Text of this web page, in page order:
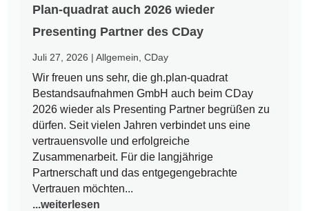
Plan-quadrat auch 2026 wieder
Presenting Partner des CDay
Juli 27, 2026 |Allgemein ,CDay
Wir freuen uns sehr, die gh.plan-quadrat
Bestandsaufnahmen GmbH auch beim CDay
2026 wieder als Presenting Partner begrüßen zu
dürfen. Seit vielen Jahren verbindet uns eine
vertrauensvolle und erfolgreiche
Zusammenarbeit. Für die langjährige
Partnerschaft und das entgegengebrachte
Vertrauen möchten...
...weiterlesen